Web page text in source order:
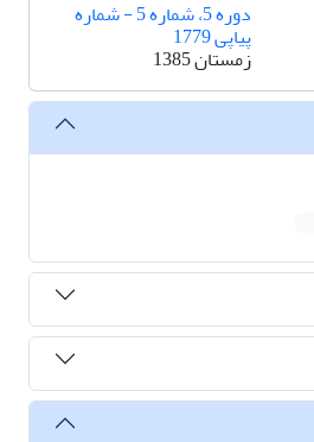
دوره 5، شماره 5 - شماره
پیاپی 1779
زمستان 1385